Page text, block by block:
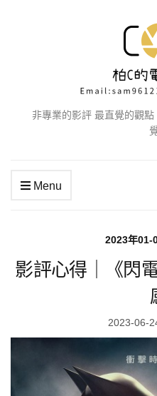
非專業的影評 最直覺的觀
Menu
2023年01-
影評心得｜《閃
2023-06-